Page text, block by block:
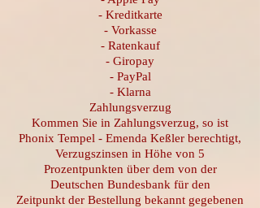
- Kreditkarte
- Vorkasse
- Ratenkauf
- Giropay
- PayPal
- Klarna
Zahlungsverzug
Kommen Sie in Zahlungsverzug, so ist
Phonix Tempel - Emenda Keßler berechtigt,
Verzugszinsen in Höhe von 5
Prozentpunkten über dem von der
Deutschen Bundesbank für den
Zeitpunkt der Bestellung bekannt gegebenen